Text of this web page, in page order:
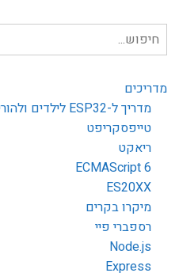
חיפוש
עבור:
מדריכים
מדריך ל-ESP32 לילדים ולהורים מאפס
טייפסקריפט
ריאקט
ECMAScript 6
ES20XX
מיקרו בקרים
רספברי פיי
Node.js
Express